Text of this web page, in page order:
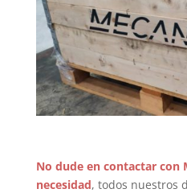
No dude en contactar con
necesidad, todos nuestros